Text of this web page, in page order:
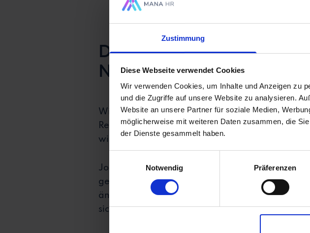
Zustimmung
Diese Webseite verwendet Cookies
Wir verwenden Cookies, um Inhalte und Anzeigen zu
und die Zugriffe auf unsere Website zu analysieren.
Website an unsere Partner für soziale Medien,
möglicherweise mit weiteren Daten zusammen, die
der Dienste gesammelt haben.
Notwendig
Präferenzen
Darum solltest du
Netzwerk investieren
Wir sind uns sicher, dass du schon 1000-mal
Recruiting unumgänglich ist und wo dieVorteile
wichtigsten Punkt kurz erinnern: Mit einem
Jobbörsen, Social Media und
gebunden an deren Preisstrukturen und
ändert seinen Algorithmus? Am nächsten Tag
sichtbar. Dein Erfolg hängt damit nicht von dir